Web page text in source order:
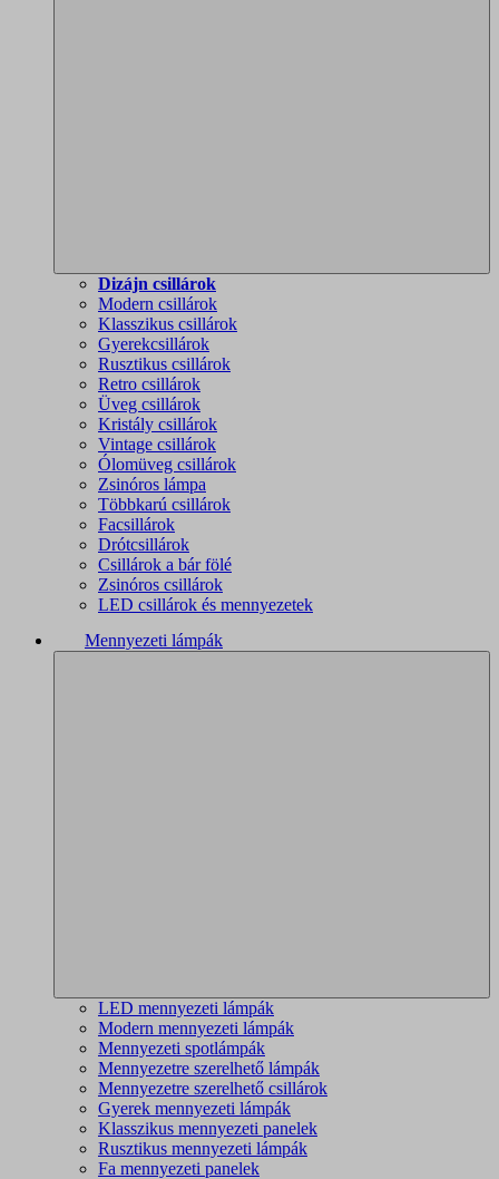
Dizájn csillárok
Modern csillárok
Klasszikus csillárok
Gyerekcsillárok
Rusztikus csillárok
Retro csillárok
Üveg csillárok
Kristály csillárok
Vintage csillárok
Ólomüveg csillárok
Zsinóros lámpa
Többkarú csillárok
Facsillárok
Drótcsillárok
Csillárok a bár fölé
Zsinóros csillárok
LED csillárok és mennyezetek
Mennyezeti lámpák
LED mennyezeti lámpák
Modern mennyezeti lámpák
Mennyezeti spotlámpák
Mennyezetre szerelhető lámpák
Mennyezetre szerelhető csillárok
Gyerek mennyezeti lámpák
Klasszikus mennyezeti panelek
Rusztikus mennyezeti lámpák
Fa mennyezeti panelek